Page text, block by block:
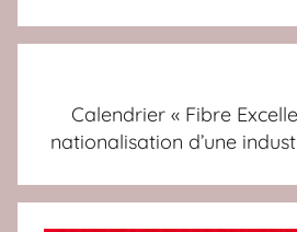
a
Calendrier « Fibre
nationalisation d’une